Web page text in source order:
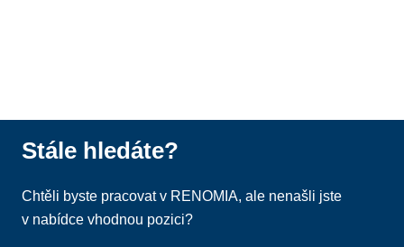
Stále hledáte?
Chtěli byste pracovat v RENOMIA, ale nenašli jste
v nabídce vhodnou pozici?